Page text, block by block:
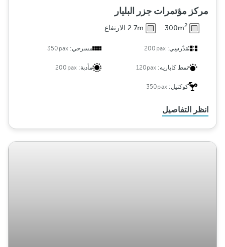
مركز مؤتمرات جزر البليار
300m2 2.7m الارتفاع
مَدْرسِي:200pax مسرحي:350pax
نمط كاباريه: 120pax مأدبة:200pax
كوكتيل:350pax
انظر التفاصيل